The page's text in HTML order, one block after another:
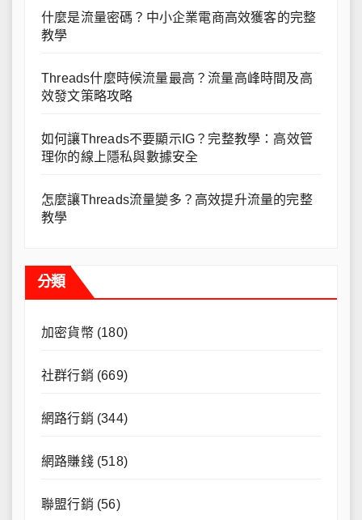
什麼是流量密碼？中小企業電商高效獲客的完整
教學
Threads什麼時候流量最高？流量高峰時間及高
效發文策略攻略
如何讓Threads不要顯示IG？完整教學：高效管
理你的線上隱私與數據安全
怎麼讓Threads流量變多？高效提升流量的完整
教學
分類
加密貨幣(180)
社群行銷 (669)
網路行銷 (344)
網路賺錢(518)
聯盟行銷 (56)